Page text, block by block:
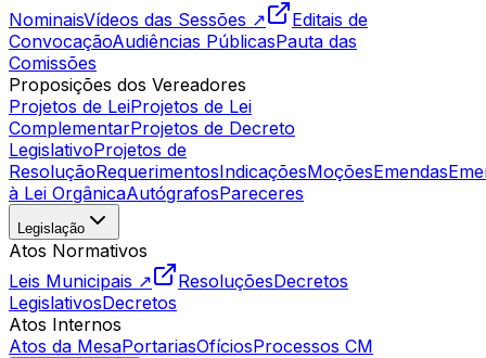
NominaisVídeos das Sessões ↗
Editais de
ConvocaçãoAudiências PúblicasPauta das
Comissões
Proposições dos Vereadores
Projetos de LeiProjetos de Lei
ComplementarProjetos de Decreto
LegislativoProjetos de
ResoluçãoRequerimentosIndicaçõesMoçõesEmendas
à Lei OrgânicaAutógrafosPareceres
Legislação
Atos Normativos
Leis Municipais ↗
ResoluçõesDecretos
LegislativosDecretos
Atos Internos
Atos da MesaPortariasOfíciosProcessos CM